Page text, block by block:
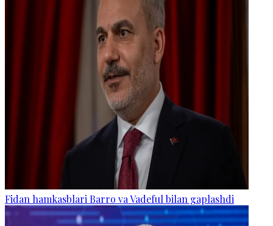
Fidan hamkasblari Barro va Vadeful bilan gaplashdi